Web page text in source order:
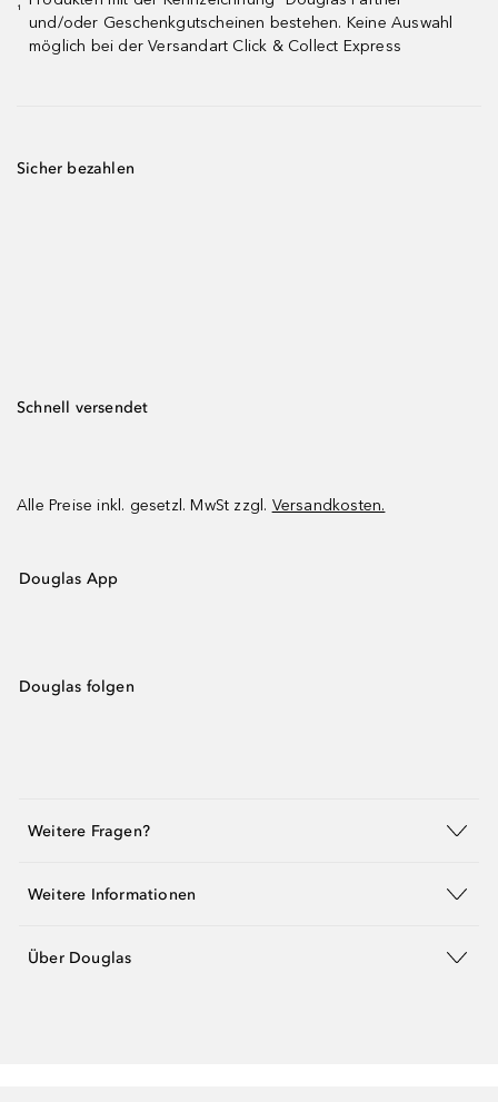
¹
und/oder Geschenkgutscheinen bestehen. Keine Auswahl
möglich bei der Versandart Click & Collect Express
Sicher bezahlen
Schnell versendet
Alle Preise inkl. gesetzl. MwSt zzgl. Versandkosten.
Douglas App
Douglas folgen
Weitere Fragen?
Weitere Informationen
Über Douglas